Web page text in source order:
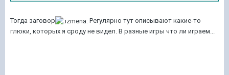
Тогда заговор
Регулярно тут описывают какие-то
глюки, которых я сроду не видел. В разные игры что ли играем...